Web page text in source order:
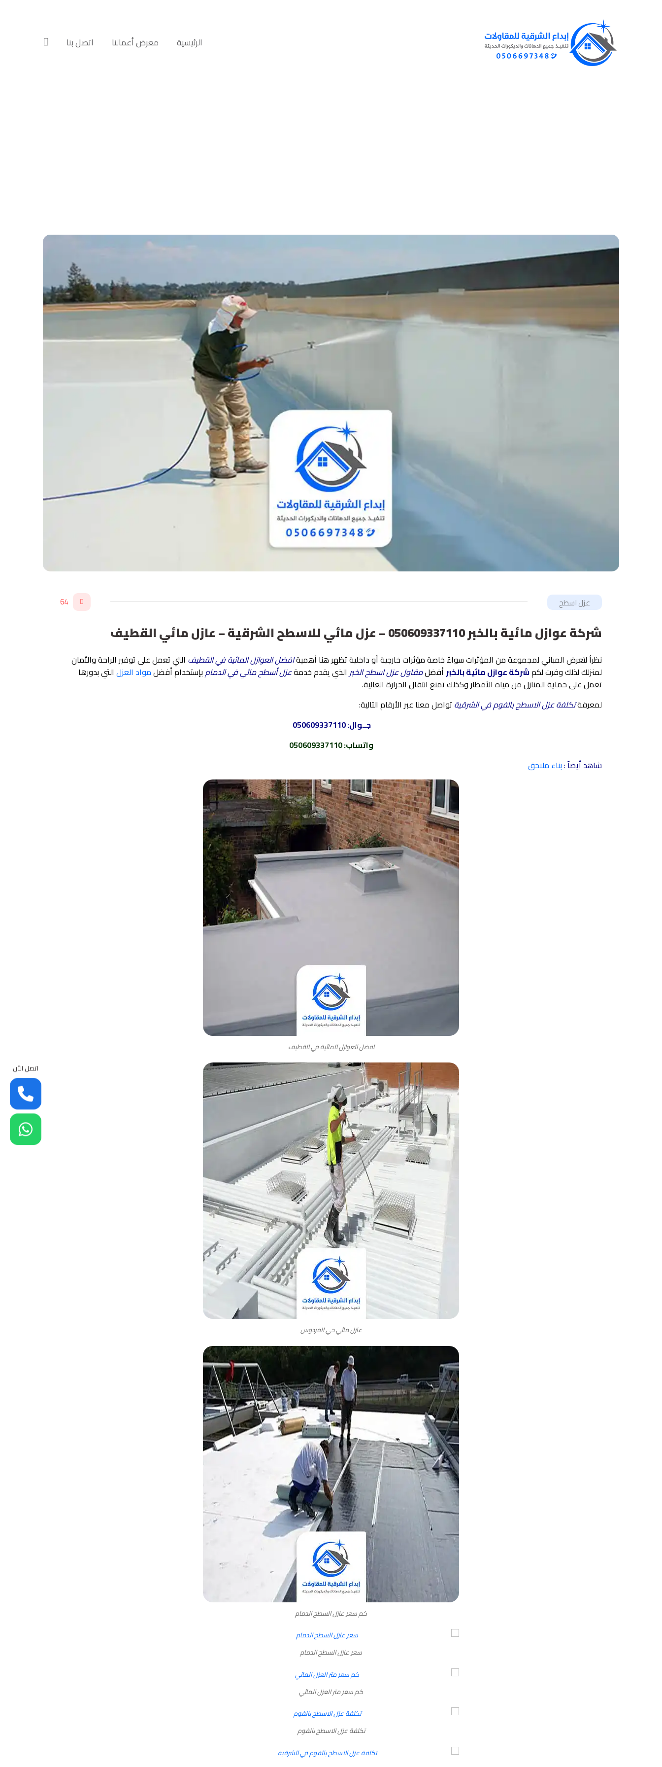
الرئيسية‎ معرض أعمالنا‎‎ اتصل بنا‎‎
عزل اسطح 64
شركة عوازل مائية بالخبر 050609337110 – عزل مائي للاسطح الشرقية – عازل مائي القطيف
نظراٌ لتعرض المباني لمجموعة من المؤثرات سواءٌ خاصة مؤثرات خارجية أو داخلية تظهر هنا أهميةافضل العوازل المائية في القطيف التي تعمل على توفير الراحة والأمان
لمنزلك لذلك وفرت لكمشركة عوازل مائية بالخبر أفضلمقاول عزل اسطح الخبر الذي يقدم خدمةعزل أسطح مائي في الدمامبإستخدام أفضلمواد العزل التي بدورها
تعمل على حماية المنازل من مياه الأمطار وكذلك تمنع انتقال الحرارة العالية.
لمعرفةتكلفة عزل الاسطح بالفوم في الشرقية تواصل معنا عبر الأرقام التالية:
جــوال:
واتساب:
050609337110
شاهد أيضاٌ :بناء ملاحق
افضل العوازل المائية في القطيف
عازل مائي حي الفردوس
كم سعر عازل السطح الدمام
سعر عازل السطح الدمام
كم سعر متر العزل المائي
تكلفة عزل الاسطح بالفوم
اتصل الأن